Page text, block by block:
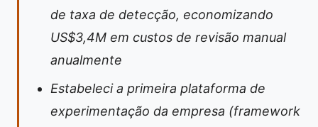
de taxa de detecção, economizando
US$3,4M em custos de revisão manual
anualmente
Estabeleci a primeira plataforma de
experimentação da empresa (framework